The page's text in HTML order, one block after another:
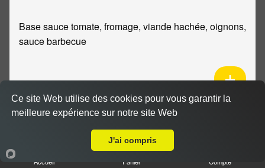
Base sauce tomate, fromage, viande hachée, oignons,
sauce barbecue
Pizza mexicaine
Accueil Panier Compte
Ce site Web utilise des cookies pour vous garantir la
meilleure expérience sur notre site Web
J'ai compris